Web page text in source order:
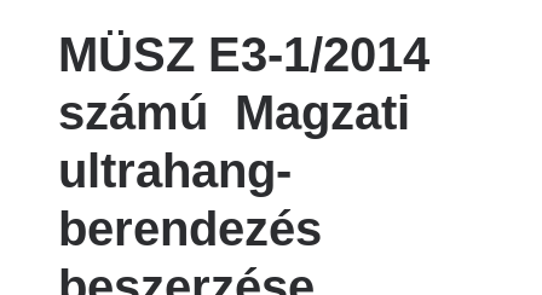
MÜSZ E3-1/2014
számú Magzati
ultrahang-
berendezés